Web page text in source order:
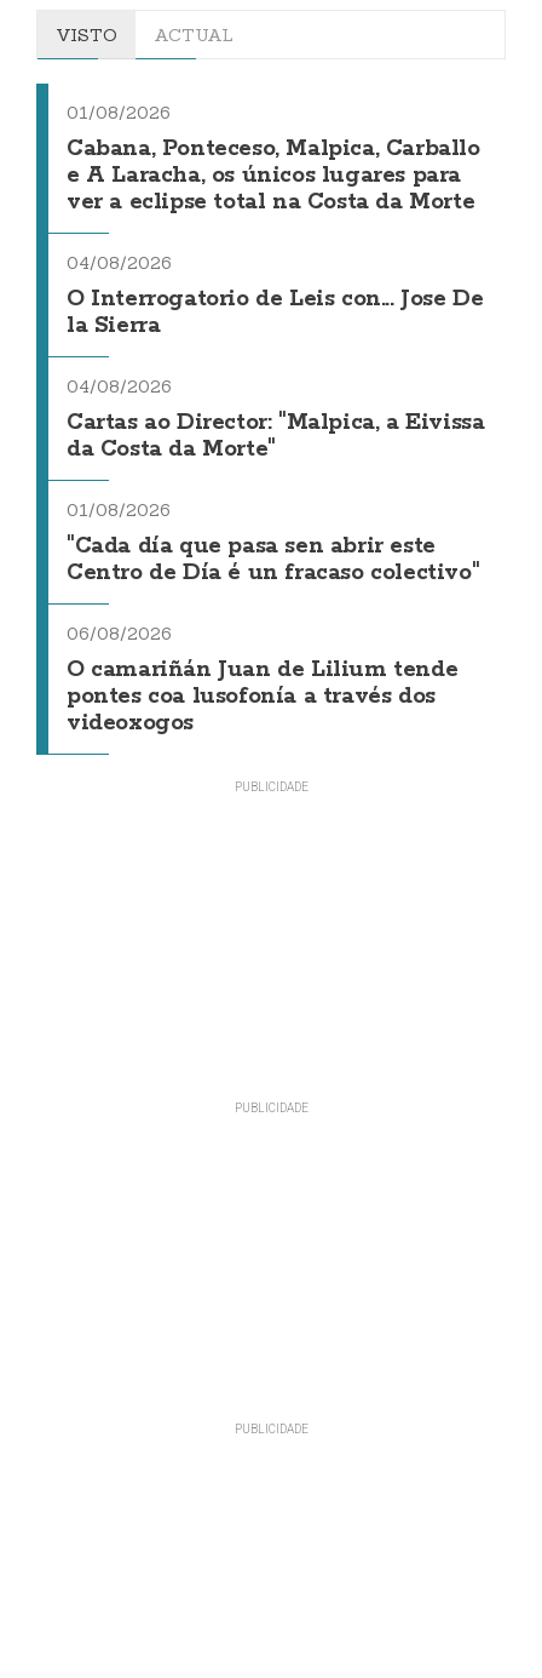
VISTO ACTUAL
01/08/2026
Cabana, Ponteceso, Malpica, Carballo
e A Laracha, os únicos lugares para
ver a eclipse total na Costa da Morte
04/08/2026
O Interrogatorio de Leis con... Jose De
la Sierra
04/08/2026
Cartas ao Director: "Malpica, a Eivissa
da Costa da Morte"
01/08/2026
"Cada día que pasa sen abrir este
Centro de Día é un fracaso colectivo"
06/08/2026
O camariñán Juan de Lilium tende
pontes coa lusofonía a través dos
videoxogos